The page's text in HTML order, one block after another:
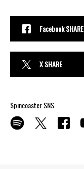
Facebook SHARE
X SHARE
Spincoaster SNS